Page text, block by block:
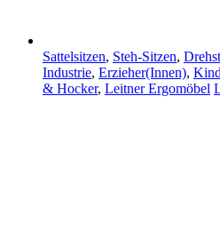
Sattelsitzen, Steh-Sitzen,
Industrie, Erzieher(Innen),
& Hocker, Leitner Ergomöbel